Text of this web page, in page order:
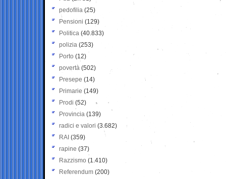
pedofilia (25)
Pensioni (129)
Politica (40.833)
polizia (253)
Porto (12)
povertà (502)
Presepe (14)
Primarie (149)
Prodi (52)
Provincia (139)
radici e valori (3.682)
RAI (359)
rapine (37)
Razzismo (1.410)
Referendum (200)